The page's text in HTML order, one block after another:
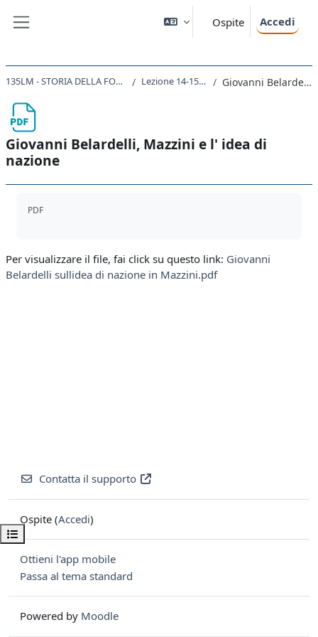
Ospite Accedi
Apri indice del corso
135LM - STORIA DELLA FORMAZIONE DEGLI STATI NAZIONALI NEL XIX SECOLO 2020 Lezione 14-15. Mazzini e la Giovine Italia. Giovanni Belardelli, Mazzini e l' idea di nazione
Giovanni Belardelli, Mazzini e l' idea di
nazione
PDF
Per visualizzare il file, fai click su questo link: Giovanni
Belardelli sullidea di nazione in Mazzini.pdf
Contatta il supporto
Ospite (Accedi)
Ottieni l'app mobile
Passa al tema standard
Powered by Moodle